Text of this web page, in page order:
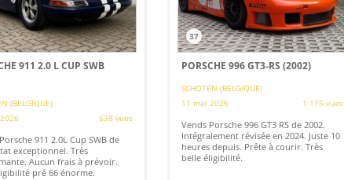
911 2.0 L CUP SWB
(BELGIQUE)
638 vues
911 2.0L Cup SWB de
exceptionnel. Très
Aucun frais à prévoir.
pré 66 énorme.
37
PORSCHE 996 GT3-RS (2002)
SCHOTEN (BELGIQUE)
11 mai 2026
1 175 vues
Vends Porsche 996 GT3 RS de 2002.
Intégralement révisée en 2024. Juste 10
heures depuis. Prête à courir. Très
belle éligibilité.